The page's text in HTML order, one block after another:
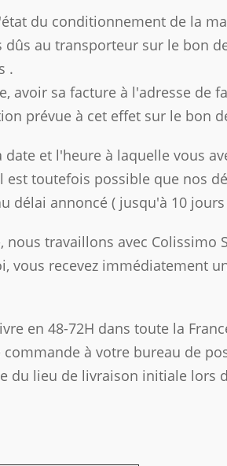
du conditionnement de la
au transporteur sur le bon
.
avoir sa facture à l'adresse de
prévue à cet effet sur le bon
et l'heure à laquelle vous
est toutefois possible que nos
délai annoncé ( jusqu'à 10
travaillons avec Colissimo
vous recevez immédiatement
en 48-72H dans toute la
à votre bureau de
du lieu de livraison initiale lors